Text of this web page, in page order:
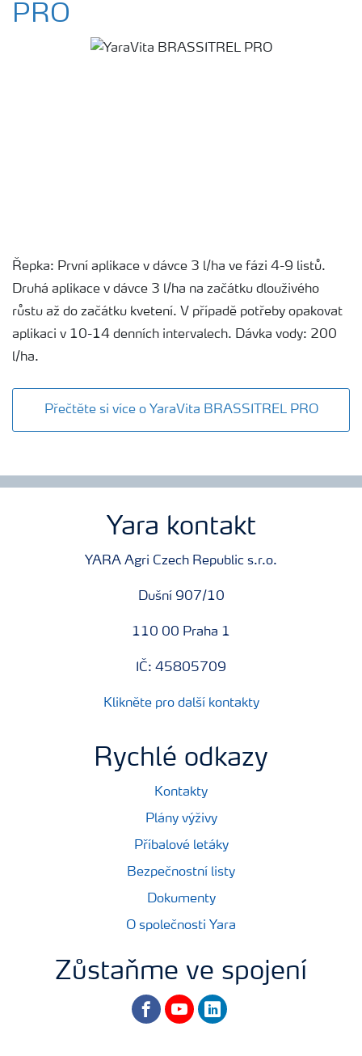
PRO
Řepka: První aplikace v dávce 3 l/ha ve fázi 4-9 listů.
Druhá aplikace v dávce 3 l/ha na začátku dlouživého
růstu až do začátku kvetení. V případě potřeby opakovat
aplikaci v 10-14 denních intervalech. Dávka vody: 200
l/ha.
Přečtěte si více o YaraVita BRASSITREL PRO
Yara kontakt
YARA Agri Czech Republic s.r.o.
Dušní 907/10
110 00 Praha 1
IČ: 45805709
Klikněte pro další kontakty
Rychlé odkazy
Kontakty
Plány výživy
Příbalové letáky
Bezpečnostní listy
Dokumenty
O společnosti Yara
Zůstaňme ve spojení
facebookyoutubelinkedin